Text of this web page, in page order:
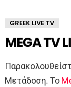
GREEK LIVE TV
MEGA TV
Μετάδοση. Το